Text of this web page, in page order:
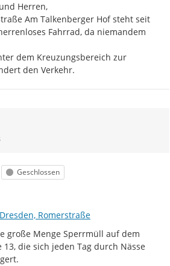
Herren,
Am Talkenberger Hof steht seit
Fahrrad, da niemandem
dem Kreuzungsbereich zur
den Verkehr.
Zur Äußerung
Status
Geschlossen
Romerstraße
große Menge Sperrmüll auf dem
13, die sich jeden Tag durch Nässe